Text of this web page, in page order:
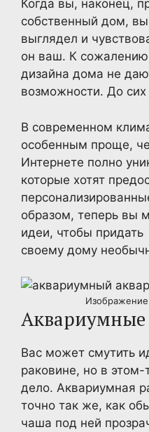
Когда вы, наконец,
собственный дом,
выглядел и
он ваш. К
дизайна дома не
возможности. До сих
В современном
особенным проще,
Интернете полно
которые хотят
образом, теперь вы
идеи, чтобы придать
своему дому
Изображение
Вас может смутить
раковине, но в этом-
дело. Аквариумная
точно так же, как
чаша под ней